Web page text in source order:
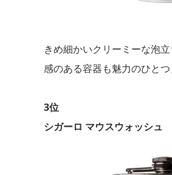
きめ細かいクリーミーな泡
感のある容器も魅力のひとつ
3位
シガーロ マウスウォッシュ